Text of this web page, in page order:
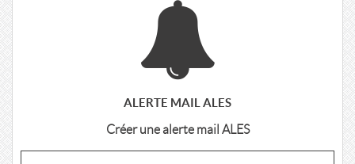
ALERTE MAIL ALES
Créer une alerte mail ALES